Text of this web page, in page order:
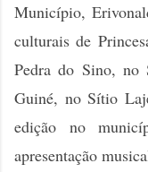
Município,
culturais de
Pedra do Sino, no
Guiné, no Sítio
edição no
apresentação